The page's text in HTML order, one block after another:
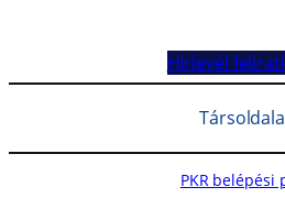
Hírlevél
PKR belépési